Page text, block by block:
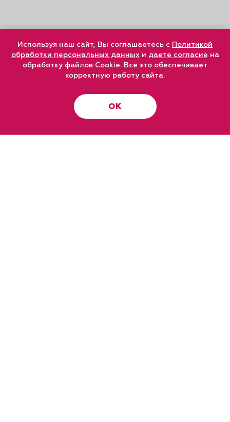
Используя наш сайт, Вы соглашаетесь с Политикой
обработки персональных данныхи даете согласие на
обработку файлов Cookie. Все это обеспечивает
корректную работу сайта.
ОК